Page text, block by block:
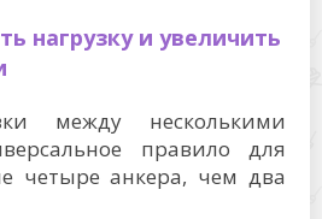
нагрузку и увеличить
между несколькими
правило для
четыре анкера, чем два